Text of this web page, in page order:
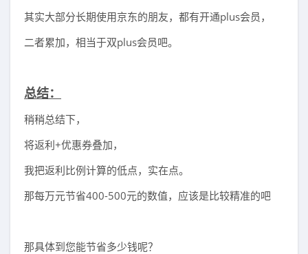
其实大部分长期使用京东的朋友，都有开通plus会员，
二者累加，相当于双plus会员吧。
总结：
稍稍总结下，
将返利+优惠券叠加，
我把返利比例计算的低点，实在点。
那每万元节省400-500元的数值，应该是比较精准的吧
那具体到您能节省多少钱呢？